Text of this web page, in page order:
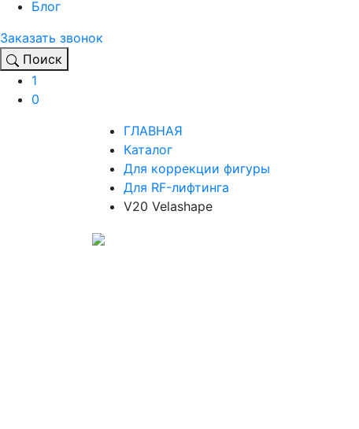
Блог
Заказать звонок
Поиск
1
0
ГЛАВНАЯ
Каталог
Для коррекции фигуры
Для RF-лифтинга
V20 Velashape